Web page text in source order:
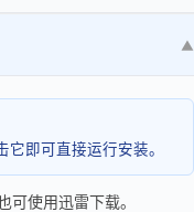
▼
即可直接运行安装。
使用迅雷下载。